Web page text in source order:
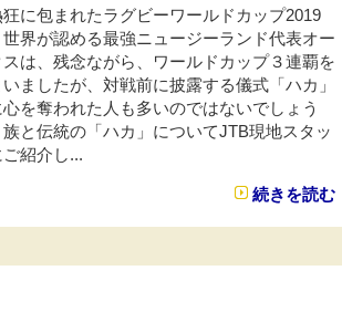
狂に包まれたラグビーワールドカップ2019
世界が認める最強ニュージーランド代表オー
スは、残念ながら、ワールドカップ３連覇を
ましたが、対戦前に披露する儀式「ハカ」
を奪われた人も多いのではないでしょう
と伝統の「ハカ」についてJTB現地スタッ
紹介し...
続きを読む